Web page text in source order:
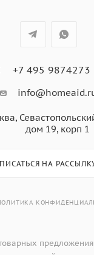
+7 495 9874273
дом 19, корп 1
НА